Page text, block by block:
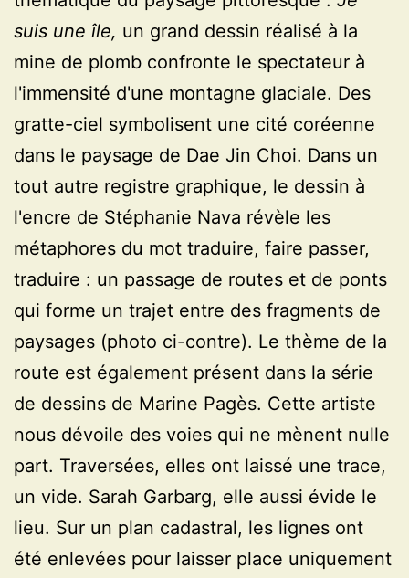
suis une île, un grand dessin réalisé à la
mine de plomb confronte le spectateur à
l'immensité d'une montagne glaciale. Des
gratte-ciel symbolisent une cité coréenne
dans le paysage de Dae Jin Choi. Dans un
tout autre registre graphique, le dessin à
l'encre de Stéphanie Nava révèle les
métaphores du mot traduire, faire passer,
traduire : un passage de routes et de ponts
qui forme un trajet entre des fragments de
paysages (photo ci-contre). Le thème de la
route est également présent dans la série
de dessins de Marine Pagès. Cette artiste
nous dévoile des voies qui ne mènent nulle
part. Traversées, elles ont laissé une trace,
un vide. Sarah Garbarg, elle aussi évide le
lieu. Sur un plan cadastral, les lignes ont
été enlevées pour laisser place uniquement